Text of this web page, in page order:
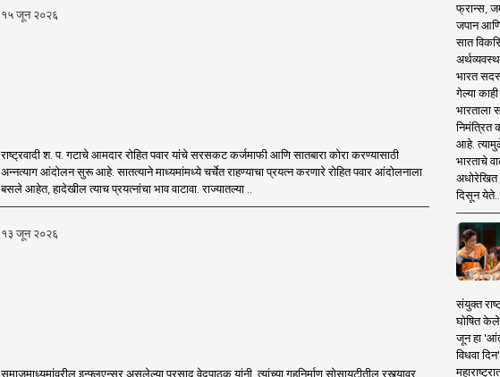
१५ जून २०२६
राष्ट्रवादी श. प. गटाचे आमदार रोहित पवार यांचे सरसकट कर्जमाफी आणि सातबारा कोरा करण्यासाठी
अन्नत्याग आंदोलन सुरू आहे. सातत्याने माध्यमांमध्ये चर्चेत राहण्याचा प्रयत्न करणारे रोहित पवार आंदोलनाला
बसले आहेत, हादेखील त्याच प्रयत्नांचा भाव वाटावा. राज्यातल्या ..
१३ जून २०२६
समाजमाध्यमांवरील इन्फ्लुएन्सर असलेल्या प्रसाद वेदपाठक यांनी, त्यांच्या गृहनिर्माण सोसायटीतील रस्त्यावर
फ्रान्स,
जपान
सात
भारत
गेल्या काही
भारताला
निमंत्रित
आहे.
भारताचे
अधोरेखित
दिसून येते...
संयुक्त
घोषित
जून हा
विधवा